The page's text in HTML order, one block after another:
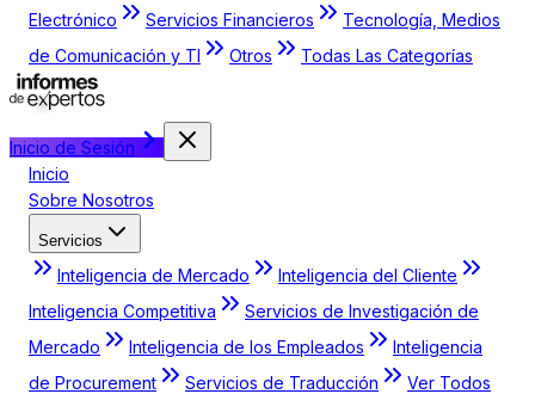
Electrónico
Servicios Financieros
Tecnología, Medios
de Comunicación y TI
Otros Todas Las Categorías
Inicio de Sesión
Inicio
Sobre Nosotros
Servicios
Inteligencia de Mercado
Inteligencia del Cliente
Inteligencia Competitiva
Servicios de Investigación de
Mercado
Inteligencia de los Empleados
Inteligencia
de Procurement
Servicios de Traducción
Ver Todos